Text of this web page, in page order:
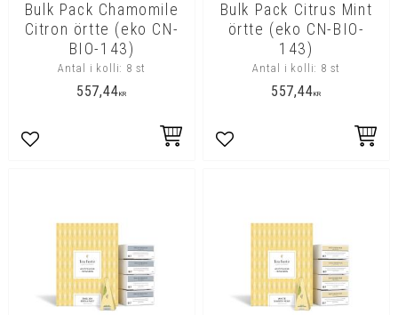
Bulk Pack Chamomile
Citron örtte (eko CN-
BIO-143)
Antal i kolli: 8 st
557,44KR
Lägg till i favoriter
Bulk Pack Citrus Mint
örtte (eko CN-BIO-
143)
Antal i kolli: 8 st
557,44KR
Lägg till i favoriter